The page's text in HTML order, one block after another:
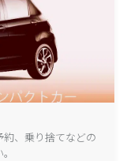
、乗り捨てなどの